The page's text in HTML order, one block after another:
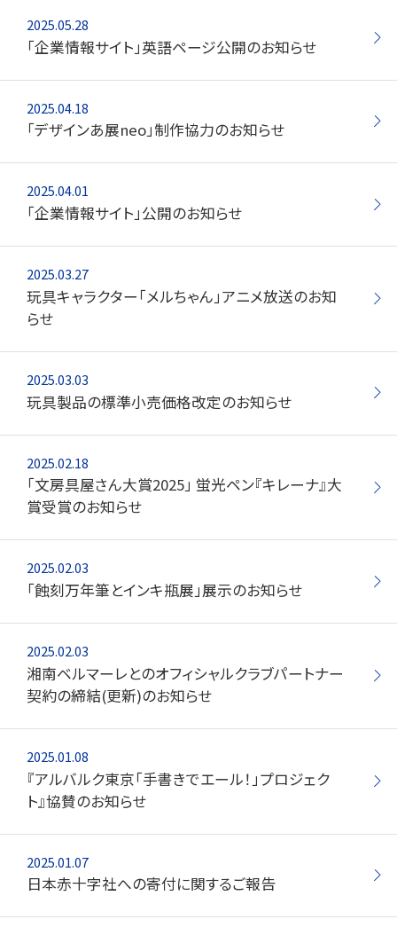
2025.05.28
「企業情報サイト」英語ページ公開のお知らせ
2025.04.18
「デザインあ展neo」制作協力のお知らせ
2025.04.01
「企業情報サイト」公開のお知らせ
2025.03.27
玩具キャラクター「メルちゃん」アニメ放送のお知
らせ
2025.03.03
玩具製品の標準小売価格改定のお知らせ
2025.02.18
「文房具屋さん大賞2025」 蛍光ペン『キレーナ』大
賞受賞のお知らせ
2025.02.03
「蝕刻万年筆とインキ瓶展」展示のお知らせ
2025.02.03
湘南ベルマーレとのオフィシャルクラブパートナー
契約の締結(更新)のお知らせ
2025.01.08
『アルバルク東京「手書きでエール！」プロジェク
ト』協賛のお知らせ
2025.01.07
日本赤十字社への寄付に関するご報告